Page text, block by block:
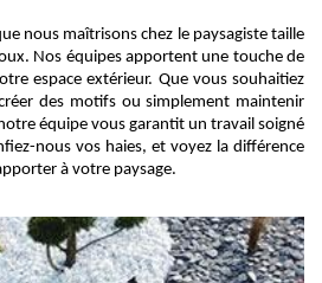
nous maîtrisons chez le paysagiste taille
Nos équipes apportent une touche de
espace extérieur. Que vous souhaitiez
des motifs ou simplement maintenir
équipe vous garantit un travail soigné
nous vos haies, et voyez la différence
à votre paysage.